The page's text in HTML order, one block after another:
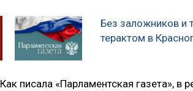
Без заложников и
терактом в
Как писала «Парламентская газета», в